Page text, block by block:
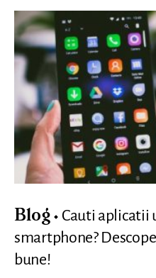
Blog
Cauti aplicatii
smartphone?
bune!